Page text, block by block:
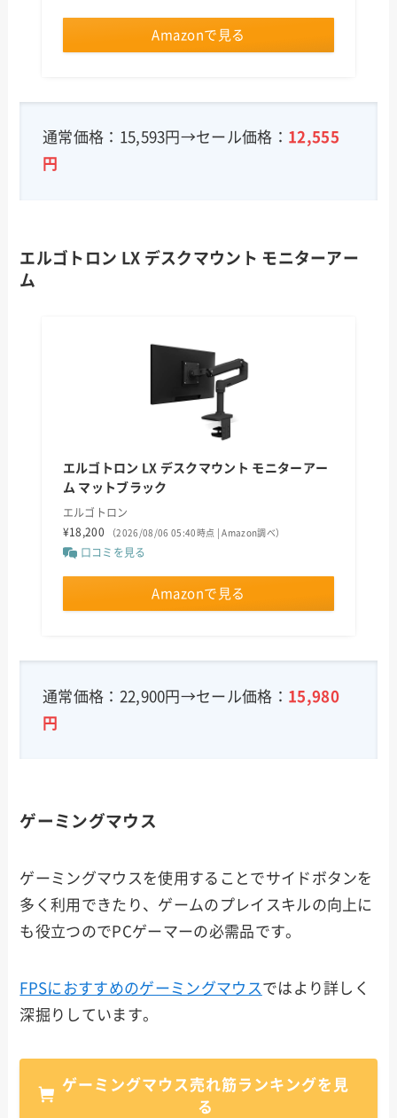
Amazonで見る
通常価格：15,593円→セール価格： 12,555
円
エルゴトロン LX デスクマウント モニターアー
ム
エルゴトロン LX デスクマウント モニターアー
ム マットブラック
エルゴトロン
¥18,200
（2026/08/06 05:40時点 | Amazon調べ）
口コミを見る
Amazonで見る
通常価格：22,900円→セール価格： 15,980
円
ゲーミングマウス
ゲーミングマウスを使用することでサイドボタンを
多く利用できたり、ゲームのプレイスキルの向上に
も役立つのでPCゲーマーの必需品です。
FPSにおすすめのゲーミングマウス ではより詳しく
深掘りしています。
ゲーミングマウス売れ筋ランキングを見
る